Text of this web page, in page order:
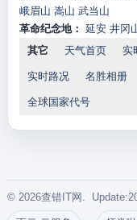
峨眉山 嵩山 武当山
革命纪念地： 延安 井冈
其它
天气首页 实
实时路况 名胜相册
全球国家代号
© 2026查错IT网.